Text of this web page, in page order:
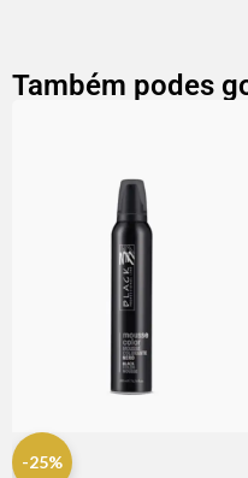
Também podes
-25%